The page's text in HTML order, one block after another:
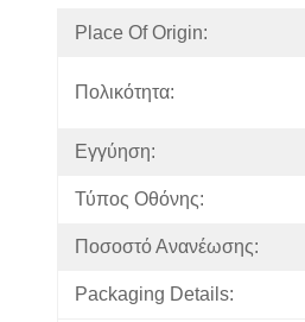
Place Of Origin:
Πολικότητα:
Εγγύηση:
Τύπος Οθόνης:
Ποσοστό Ανανέωσης:
Packaging Details: